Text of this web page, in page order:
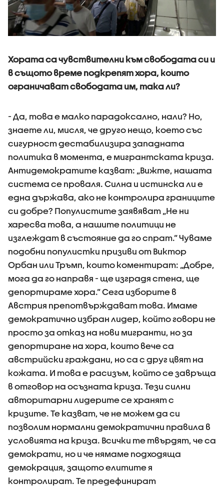
Хората са чувствителни към свободата си и
в същото време подкрепят хора, които
ограничават свободата им, така ли?
- Да, това е малко парадоксално, нали? Но,
знаете ли, мисля, че друго нещо, което със
сигурност дестабилизира западната
политика в момента, е мигрантската криза.
Антидемократите казват: „Вижте, нашата
система се проваля. Силна и истинска ли е
една държава, ако не контролира границите
си добре? Популистите заявяват „Не ни
харесва това, а нашите политици не
изглеждат в състояние да го спрат.” Чуваме
подобни популистки призиви от Виктор
Орбан или Тръмп, които коментират: „Добре,
мога да го направя - ще изградя стена, ще
депортираме хора.” Сега изборите в
Австрия препотвърждават това. Имаме
демократично избран лидер, който говори не
просто за отказ на нови мигранти, но за
депортиране на хора, които вече са
австрийски граждани, но са с друг цвят на
кожата. И това е расизъм, който се завръща
в отговор на осъзната криза. Тези силни
авторитарни лидерите се хранят с
кризите. Те казват, че не можем да си
позволим нормални демократични правила в
условията на криза. Всички те твърдят, че са
демократи, но и че нямаме подходяща
демокрация, защото елитите я
контролират. Те предефинират